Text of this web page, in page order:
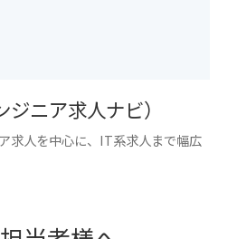
ニア求人ナビ）
求人を中心に、IT系求人まで幅広